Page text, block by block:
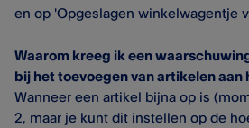
en op 'Opgeslagen winkelwagentje
Waarom kreeg ik een
bij het toevoegen van artikelen
Wanneer een artikel bijna op is
2, maar je kunt dit instellen op de